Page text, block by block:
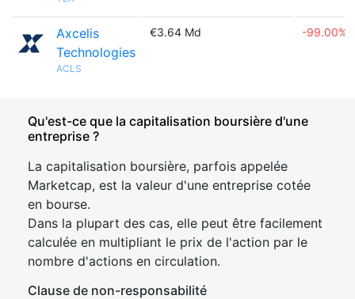
Axcelis
Technologies
ACLS
€3.64 Md -99.00%
Qu'est-ce que la capitalisation boursière d'une
entreprise ?
La capitalisation boursière, parfois appelée
Marketcap, est la valeur d'une entreprise cotée
en bourse.
Dans la plupart des cas, elle peut être facilement
calculée en multipliant le prix de l'action par le
nombre d'actions en circulation.
Clause de non-responsabilité